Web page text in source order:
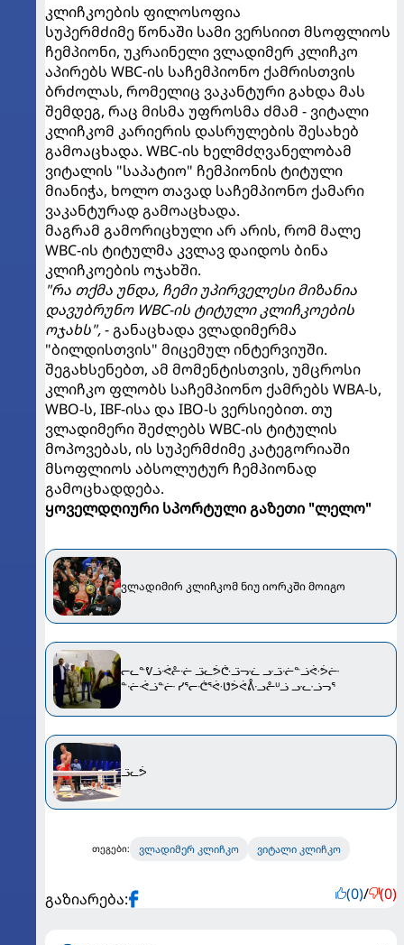
კლიჩკოების ფილოსოფია
სუპერმძიმე წონაში სამი ვერსიით მსოფლიოს
ჩემპიონი, უკრაინელი ვლადიმერ კლიჩკო
აპირებს WBC-ის საჩემპიონო ქამრისთვის
ბრძოლას, რომელიც ვაკანტური გახდა მას
შემდეგ, რაც მისმა უფროსმა ძმამ - ვიტალი
კლიჩკომ კარიერის დასრულების შესახებ
გამოაცხადა. WBC-ის ხელმძღვანელობამ
ვიტალის "საპატიო" ჩემპიონის ტიტული
მიანიჭა, ხოლო თავად საჩემპიონო ქამარი
ვაკანტურად გამოაცხადა.
მაგრამ გამორიცხული არ არის, რომ მალე
WBC-ის ტიტულმა კვლავ დაიდოს ბინა
კლიჩკოების ოჯახში.
"რა თქმა უნდა, ჩემი უპირველესი მიზანია
დავუბრუნო WBC-ის ტიტული კლიჩკოების
ოჯახს",- განაცხადა ვლადიმერმა
"ბილდისთვის" მიცემულ ინტერვიუში.
შეგახსენებთ, ამ მომენტისთვის, უმცროსი
კლიჩკო ფლობს საჩემპიონო ქამრებს WBA-ს,
WBO-ს, IBF-ისა და IBO-ს ვერსიებით. თუ
ვლადიმერი შეძლებს WBC-ის ტიტულის
მოპოვებას, ის სუპერმძიმე კატეგორიაში
მსოფლიოს აბსოლუტურ ჩემპიონად
გამოცხადდება.
ყოველდღიური სპორტული გაზეთი "ლელო"
ვლადიმირ კლიჩკომ ნიუ იორკში მოიგო
ᓕᓚᓐᕓᓘᕛᓔᓠ ᓙᓚᕘᕩᓙᓝᓛ ᓣᓙᓠᓐᓘᕜᕘᓡ
ᓐᓠᕛᓘᓐᓡ ᓯᕐᓕᕨᕐᕜᕟᕘᕚᕔᓢᓔᓑᓘ ᓣᓧᓘᓓᕐ
ᓙᓚᕘ
თეგები: ვლადიმერ კლიჩკო ვიტალი კლიჩკო
გაზიარება: (0)/ (0)